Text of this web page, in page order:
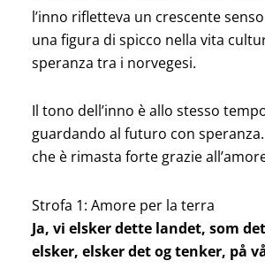
l’inno rifletteva un crescente
una figura di spicco nella vita
speranza tra i norvegesi.
Il tono dell’inno è allo stesso
guardando al futuro con
che è rimasta forte grazie
Strofa 1: Amore per la terra
Ja, vi elsker dette landet, som
elsker, elsker det og tenker, på